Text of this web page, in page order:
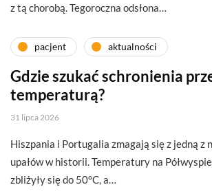
z tą chorobą. Tegoroczna odsłona…
pacjent aktualności
Gdzie szukać schronienia
temperaturą?
31 lipca 2026
Hiszpania i Portugalia zmagają się z jedną z
upałów w historii. Temperatury na
zbliżyły się do 50°C, a…